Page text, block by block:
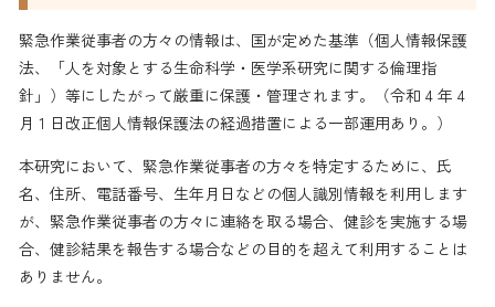
緊急作業従事者の方々の情報は、国が定めた基準（個人情報保護
法、「人を対象とする生命科学・医学系研究に関する倫理指
針」）等にしたがって厳重に保護・管理されます。（令和 4 年 4
月 1 日改正個人情報保護法の経過措置による一部運用あり。）
本研究において、緊急作業従事者の方々を特定するために、氏
名、住所、電話番号、生年月日などの個人識別情報を利用します
が、緊急作業従事者の方々に連絡を取る場合、健診を実施する場
合、健診結果を報告する場合などの目的を超えて利用することは
ありません。